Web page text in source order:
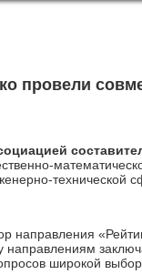
провели
технической
направления
широкой